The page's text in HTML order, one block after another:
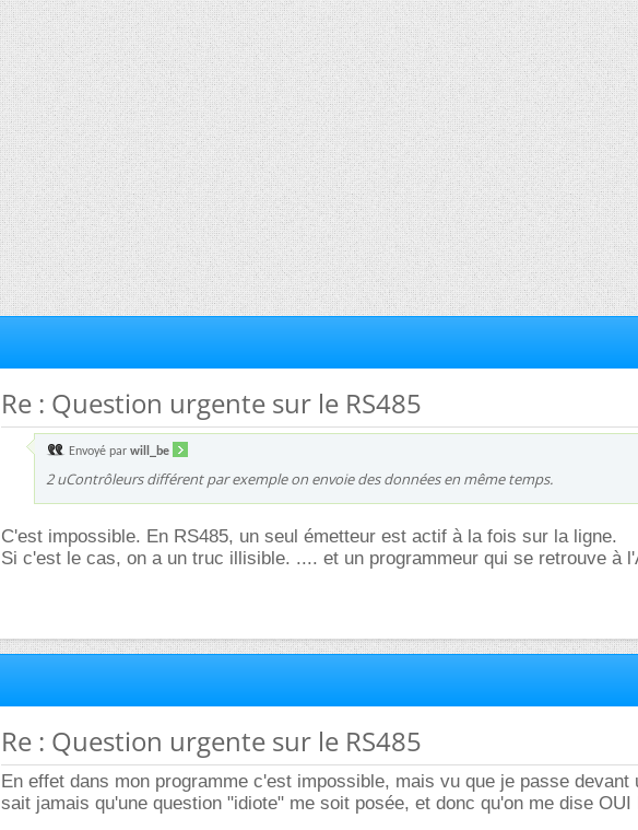
Re : Question urgente sur le RS485
Envoyé par will_be
2 uContrôleurs différent par exemple on envoie des données en même temps.
C'est impossible. En RS485, un seul émetteur est actif à la fois sur la ligne.
Si c'est le cas, on a un truc illisible. .... et un programmeur qui se retrouve à
Re : Question urgente sur le RS485
En effet dans mon programme c'est impossible, mais vu que je passe devant
sait jamais qu'une question "idiote" me soit posée, et donc qu'on me dise OUI